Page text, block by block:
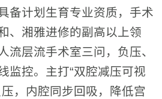
备计划生育专业资质，手术
、湘雅进修的副高以上领
流层流手术室三问，负压、
监控。主打“双腔减压可视
，内腔同步回吸，降低宫